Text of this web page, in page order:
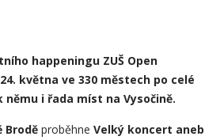
happeningu ZUŠ Open
května ve 330 městech po celé
i řada míst na Vysočině.
Brodě proběhne Velký koncert aneb